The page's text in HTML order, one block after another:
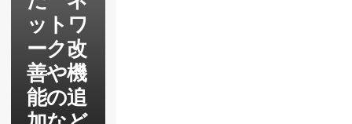
ットワ
ーク改
善や機
能の追